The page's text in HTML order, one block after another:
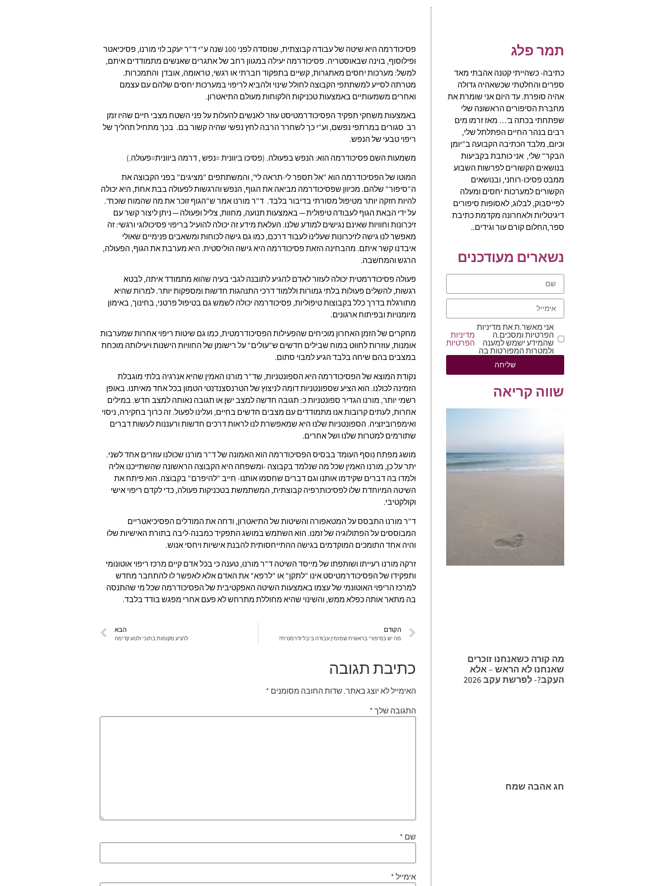
תמר פלג
כתיבה- כשהייתי קטנה אהבתי מאד
ספרים והחלטתי שכשאהיה גדולה
אהיה סופרת. עד היום אני שומרת את
מחברת הסיפורים הראשונה שלי
שפתחתי בכתה ב'… מאז זרמו מים
רבים בנהר החיים הפתלתל שלי,
וכיום, מלבד הכתיבה הקבועה ב"יומן
הבקר" שלי, אני כותבת בקביעות
בנושאים הקשורים לפרשות השבוע
ממבט פסיכו-רוחני, ובנושאים
הקשורים למערכות יחסים ומעלה
לפייסבוק, לבלוג, לאסופות סיפורים
דיגיטליות ולאחרונה מקדמת כתיבת
ספר,החלום קורם עור וגידים..
נשארים מעודכנים
אני מאשר.ת את מדיניות
הפרטיות ומסכים.ה
שהמידע ישמש למענה
ולמטרות המפורטות בה
מדיניות
הפרטיות
שליחה
שווה קריאה
מה קורה כשאנחנו זוכרים
שאנחנו לא הראש – אלא
העקב?- לפרשת עקב 2026
חג אהבה שמח
פסיכודרמה היא שיטה של עבודה קבוצתית, שנוסדה לפני 100 שנה ע"י ד"ר יעקב לוי מורנו, פסיכיאטר
ופילוסוף, בוינה שבאוסטריה. פסיכודרמה יעילה במגוון רחב של אתגרים שאנשים מתמודדים איתם,
למשל: מערכות יחסים מאתגרות, קשיים בתפקוד חברתי או רגשי, טראומה, אובדן והתמכרות.
מטרתה לסייע למשתתפי הקבוצה לחולל שינוי ולהביא לריפוי במערכות יחסים שלהם עם עצמם
ואחרים משמעותיים באמצעות טכניקות הלקוחות מעולם התיאטרון.
באמצעות משחקי תפקיד הפסיכודרמטיסט עוזר לאנשים להעלות על פני השטח מצבי חיים שהיו זמן
רב סגורים במרתפי נפשם, וע"י כך לשחרר הרבה לחץ נפשי שהיה קשור בם. בכך מתחיל תהליך של
ריפוי טבעי של הנפש.
משמעות השם פסיכודרמה הוא: הנפש בפעולה. (פסיכו ביוונית =נפש , דרמה ביוונית=פעולה.)
המוטו של הפסיכודרמה הוא "אל תספר לי-תראה לי", והמשתתפים "מציגים" בפני הקבוצה את
ה"סיפור" שלהם. מכיוון שפסיכודרמה מביאה את הגוף, הנפש והרגשות לפעולה בבת אחת, היא יכולה
להיות חזקה יותר מטיפול מסורתי בדיבור בלבד. ד"ר מורנו אמר ש"הגוף זוכר את מה שהמוח שוכח".
על ידי הבאת הגוף לעבודה טיפולית ─ באמצעות תנועה, מחוות, צליל ופעולה ─ ניתן ליצור קשר עם
זיכרונות וחוויות שאינם נגישים למודע שלנו. העלאת מידע זה יכולה להועיל בריפוי פסיכולוגי ורגשי: זה
מאפשר לנו גישה לזיכרונות שעלינו לעבוד דרכם, כמו גם גישה לכוחות ומשאבים פנימיים שאולי
איבדנו קשר איתם. מהבחינה הזאת פסיכודרמה היא גישה הוליסטית. היא מערבת את הגוף, הפעולה,
הרגש והמחשבה.
פעולה פסיכודרמטית יכולה לעזור לאדם להגיע לתובנה לגבי בעיה שהוא מתמודד איתה, לבטא
רגשות, להשלים פעולות בלתי גמורות וללמוד דרכי התנהגות חדשות ומספקות יותר. למרות שהיא
מתורגלת בדרך כלל בקבוצות טיפוליות, פסיכודרמה יכולה לשמש גם בטיפול פרטני, בחינוך, באימון
מיומנויות ובפיתוח ארגונים.
מחקרים של הזמן האחרון מוכיחים שהפעילות הפסיכודרמטית, כמו גם שיטות ריפוי אחרות שמערבות
אומנות, עוזרות לחווט במוח שבילים חדשים ש"עולים" על רישומן של החוויות הישנות ויעילותה מוכחת
במצבים בהם שיחה בלבד הגיע למבוי סתום.
נקודת המוצא של הפסיכודרמה היא הספונטניות, שד"ר מורנו האמין שהיא אנרגיה בלתי מוגבלת
הזמינה לכולנו. הוא הציע שספונטניות דומה לניצוץ של הטרנסצנדנטי הטמון בכל אחד מאיתנו. באופן
רשמי יותר, מורנו הגדיר ספונטניות כ: תגובה חדשה למצב ישן או תגובה נאותה למצב חדש. במילים
אחרות, לעתים קרובות אנו מתמודדים עם מצבים חדשים בחיים, ועלינו לפעול. זה כרוך בחקירה, ניסוי
ואימפרוביזציה. הספונטניות שלנו היא שמאפשרת לנו לראות דרכים חדשות ורעננות לעשות דברים
שתורמים למטרות שלנו ושל אחרים.
מושג מפתח נוסף העומד בבסיס הפסיכודרמה הוא האמונה של ד"ר מורנו שכולנו עוזרים אחד לשני.
יתר על כן, מורנו האמין שכל מה שנלמד בקבוצה -ומשפחה היא הקבוצה הראשונה שהשתייכנו אליה
ולמדו בה דברים שקידמו אותנו וגם דברים שחסמו אותנו- חייב "להיפרם" בקבוצה. הוא פיתח את
השיטה המיוחדת שלו לפסיכותרפיה קבוצתית, המשתמשת בטכניקות פעולה, כדי לקדם ריפוי אישי
וקולקטיבי.
ד"ר מורנו התבסס על המטאפורה והשיטות של התיאטרון, ודחה את המודלים הפסיכיאטריים
המבוססים על הפתולוגיה של זמנו. הוא השתמש במושג התפקיד כמבנה-ליבה בתורת האישיות שלו
והיה אחד התומכים המוקדמים בגישה ההתייחסותית להבנת אישיות ויחסי אנוש.
זרקה מורנו רעייתו ושותפתו של מייסד השיטה ד"ר מורנו, טענה כי בכל אדם קיים מרכז ריפוי אוטונומי
ותפקידו של הפסיכודרמטיסט אינו "לתקן" או "לרפא" את האדם אלא לאפשר לו להתחבר מחדש
למרכז הריפוי האוטונמי של עצמו באמצעות השיטה האפקטיבית של הפסיכודרמה שכל מי שהתנסה
בה מתאר אותה כפלא ממש, והשינוי שהיא מחוללת מתרחש לא פעם אחרי מפגש בודד בלבד.
הקודם
מה יש בסיפורי בראשית שמזמין עבודה ביבליודרמטית?
הבא
להניע מקומות בתוכי ולנוע קדימה
כתיבת תגובה
האימייל לא יוצג באתר. שדות החובה מסומנים *
התגובה שלך*
שם *
אימייל*